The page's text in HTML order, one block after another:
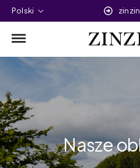
Polski
Nasze